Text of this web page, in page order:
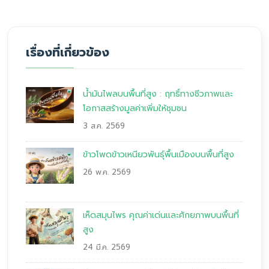
เรื่องที่เกี่ยวข้อง
น้ำมันไพลบนพื้นที่สูง : ฤทธิ์ทางชีวภาพและ
โอกาสสร้างมูลค่าเพิ่มให้ชุมชน
3 ส.ค. 2569
ข้าวโพดข้าวเหนียวพันธุ์พื้นเมืองบนพื้นที่สูง
26 พ.ค. 2569
เห็ดสมุนไพร คุณค่าเด่นและศักยภาพบนพื้นที่
สูง
24 มี.ค. 2569